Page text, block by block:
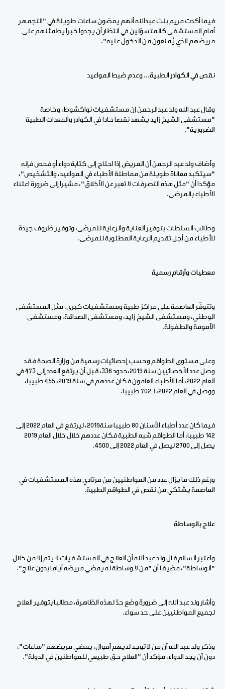
فيما أكدت مريم بنت عبدالله أنهم يمضون ساعات طويلة في "التجمهر
أمام المستشفى كالمتسوّلين في انتظار أن يجدوا خبرا يطمئنهم على
مريضهم الذي يُمنعون من الدخول عليه".
نقص في الكوادر الطبية... وعدم ضبط المواعيد
وقال عبد الله ولد عبدالرحمن إن مستشفيات نواكشوط، وخاصة
"مستشفى الشيخ زايد يشهد نقصا حادا في الكوادر والمعدات الطبية
الضرورية".
وأضاف ولد عبد الرحمن أن المريض إذا احتاج إلى كتابة دواء أو فحص فإنه
"سيتكبد معاناة طويلة من مماطلة الأطباء في المواعيد، والتشخيص"،
مؤكدا أن "مثل هذه التصرفات لا تعبر عن الأخلاق"، مشيرا إلى ضرورة اعتناء
الأطباء بالمرضى.
وطالب السلطات بتوفير العناية والرعاية للمرضى، وتوفير ظروف جيدة
للأطباء من أجل تقديم الرعاية المطلوبة للمرضى.
معطيات وأرقام رسمية
وتتوفّر العاصمة على مراكز طبية ومستشفيات كبرى، مثل المستشفى
الوطني، ومستشفى الشيخ زايد، ومستشفى الصداقة، ومستشفى
الأمومة والطفولة.
وعلى مستوى الطواقم وحسب إحصائيات رسمية من وزارة الصحة فقد
وصل عدد الأخصائيين سنة 2019،حدود 336، قبل أن يرتفع العدد إلى 473 في
العام 2022، أما الأطباء العامون فكان عددهم في سنة 2019، 455 طبيبا،
ووصل في العام 2022، لـ702 طبيبا.
فيما كان عدد أطباء الأسنان 80 طبيبا سنة2019، ليرتفع في العام 2022 إلى
142 طبيبا، أما الطواقم شبه الطبية فكان عددهم خلال خلال العام 2019
يصل إلى 2700 ليصل في العام 2022 إلى 4500.
ورغم ذلك ما يزال عدد من المواطنيين من مرتادي هذه المستشفيات في
العاصمة يشتكي من نقص في الطواقم الطبية.
علاج بالوساطة
واعتبر السالم فال ولد عبد الله أن العلاج في المستشفيات لا يتم إلا من خلال
"الوساطة"، مضيفا أن "من لا وساطة له يمضي مريضه أياما بدون علاج".
وأشار ولد عبد الله إلى ضرورة وضع حدّ لهذه الظاهرة، مطالبا بتوفير العلاج
لجميع المواطنيين على حد سواء.
وذكر ولد عبد الله أن من لا توجد لديهم أموال، يمضي مريضهم "ساعات"،
دون أن يجد الدواء، مؤكد أن "العلاج حق طبيعي للمواطنين في الدولة".